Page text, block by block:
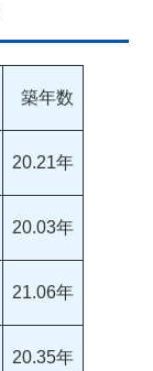
築年数
20.21年
20.03年
21.06年
20.35年